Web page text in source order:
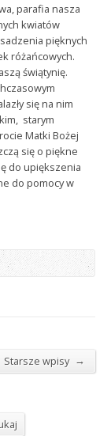
parafia nasza
kwiatów
pięknych
różańcowych.
świątynię.
się na nim
starym
Matki Bożej
się o piękne
do upiększenia
do pomocy w
Starsze wpisy →